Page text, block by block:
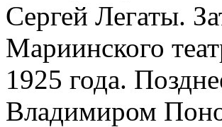
Сергей Легаты.
Мариинского
1925 года.
Владимиром